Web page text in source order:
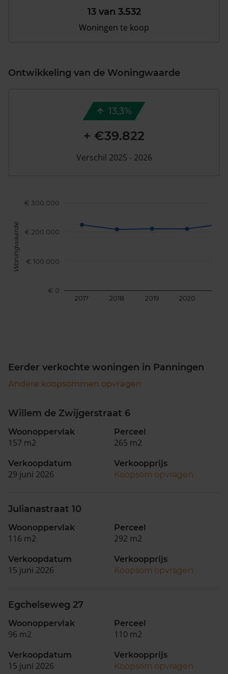
13 van 3.532
Woningen te koop
Ontwikkeling van de Woningwaarde
2017 2018 2019 2020
€ 0
€ 100.000
€ 200.000
€ 300.000
Woningwaarde
13,3%
+ €39.822
Verschil 2025 - 2026
Eerder verkochte woningen in Panningen
Andere koopsommen opvragen
Willem de Zwijgerstraat 6
Woonoppervlak
157 m2
Perceel
265 m2
Verkoopdatum
29 juni 2026
Verkoopprijs
Koopsom opvragen
Julianastraat 10
Woonoppervlak
116 m2
Perceel
292 m2
Verkoopdatum
15 juni 2026
Verkoopprijs
Koopsom opvragen
Egchelseweg 27
Woonoppervlak
96 m2
Perceel
110 m2
Verkoopdatum
15 juni 2026
Verkoopprijs
Koopsom opvragen